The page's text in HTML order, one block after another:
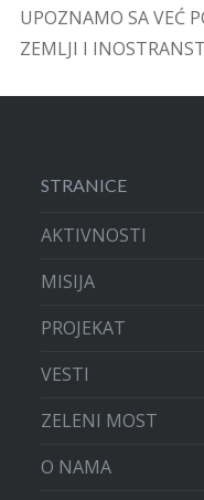
UPOZNAMO SA VEĆ
ZEMLJI I
STRANICE
AKTIVNOSTI
MISIJA
PROJEKAT
VESTI
ZELENI MOST
O NAMA